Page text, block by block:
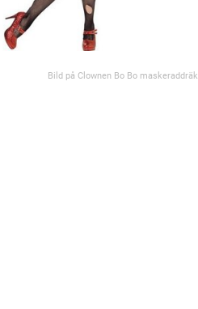
Bild på Clownen Bo Bo